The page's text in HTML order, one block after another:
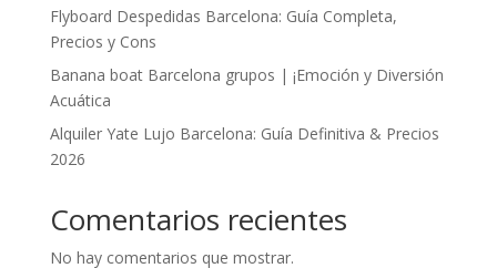
Flyboard Despedidas Barcelona: Guía Completa,
Precios y Cons
Banana boat Barcelona grupos | ¡Emoción y Diversión
Acuática
Alquiler Yate Lujo Barcelona: Guía Definitiva & Precios
2026
Comentarios recientes
No hay comentarios que mostrar.